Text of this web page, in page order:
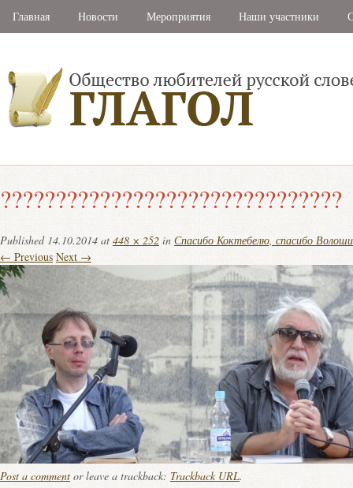
Главная Новости Мероприятия Наши участники
???????????????????????????????
Published 14.10.2014 at 448 × 252 in Спасибо Коктебелю, спасибо
← Previous Next →
Post a comment or leave a trackback: Trackback URL.